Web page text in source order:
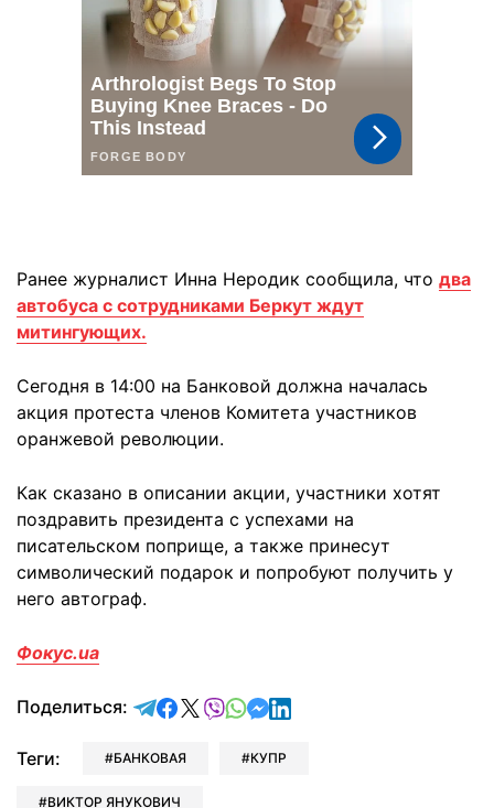
Ранее журналист Инна Неродик сообщила, что два
автобуса с сотрудниками Беркут ждут
митингующих.
Сегодня в 14:00 на Банковой должна началась
акция протеста членов Комитета участников
оранжевой революции.
Как сказано в описании акции, участники хотят
поздравить президента с успехами на
писательском поприще, а также принесут
символический подарок и попробуют получить у
него автограф.
Фокус.ua
Поделиться: отправить в Telegram
поделиться в Facebook
поделиться в X
отправить в Viber
отправить в Whatsapp
отправить в Messenger
отправить в LinkedIn
Теги: БАНКОВАЯ КУПР
ВИКТОР ЯНУКОВИЧ